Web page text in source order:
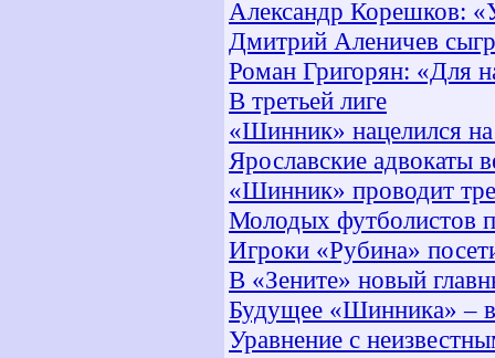
Александр Корешков:
Дмитрий Аленичев
Роман Григорян: «Для
В третьей лиге
«Шинник» нацелился
Ярославские адвокаты
«Шинник» проводит
Молодых футболистов
Игроки «Рубина»
В «Зените» новый
Будущее «Шинника» – в
Уравнение с